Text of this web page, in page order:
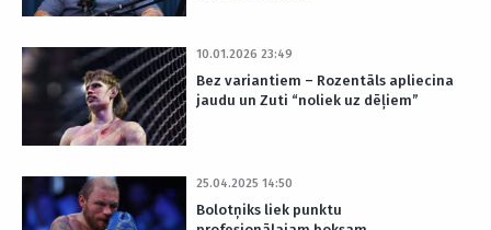
10.01.2026 23:49
Bez variantiem – Rozentāls apliecina
jaudu un Zuti “noliek uz dēļiem”
25.04.2025 14:50
Bolotņiks liek punktu